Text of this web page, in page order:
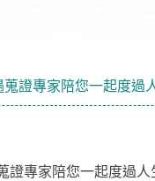
證專家陪您一起度過
證專家陪您一起度過人